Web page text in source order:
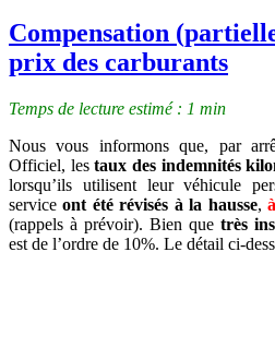
Compensation
prix des carburants
Temps de lecture estimé : 1 min
Nous vous informons que, par
Officiel, lestaux des indemnités
lorsqu’ils utilisent leur véhicule
service ont été révisés à la hausse,
(rappels à prévoir). Bien que très
est de l’ordre de 10%. Le détail ci-